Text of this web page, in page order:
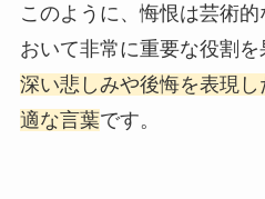
このように、悔恨は芸術
おいて非常に重要な役割を
深い悲しみや後悔を表現
適な言葉です。